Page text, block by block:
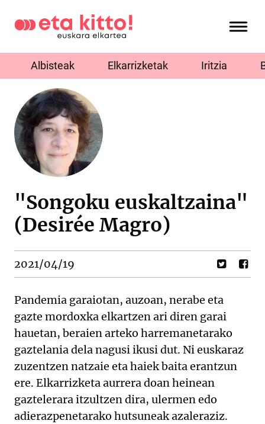
Albisteak Elkarrizketak Iritzia
"Songoku euskaltzaina"
(Desirée Magro)
2021/04/19
Pandemia garaiotan, auzoan, nerabe eta
gazte mordoxka elkartzen ari diren garai
hauetan, beraien arteko harremanetarako
gaztelania dela nagusi ikusi dut. Ni euskaraz
zuzentzen natzaie eta haiek baita erantzun
ere. Elkarrizketa aurrera doan heinean
gaztelerara itzultzen dira, ulermen edo
adierazpenetarako hutsuneak azaleraziz.